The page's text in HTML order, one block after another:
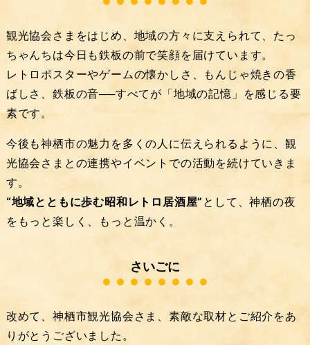
観光協会さまをはじめ、地域の方々に支えられて、たっ
ちゃんちは今日も鉄板の前で笑顔を届けています。
レトロポスターやゲームの懐かしさ、もんじゃ焼きの香
ばしさ、鉄板の音──すべてが「地域の記憶」を感じる要
素です。
今後も神栖市の魅力を多くの人に伝えられるように、観
光協会さまとの連携やイベントでの活動を続けていきま
す。
“地域とともに歩む昭和レトロ居酒屋” として、神栖の夜
をもっと楽しく、もっと温かく。
さいごに
改めて、神栖市観光協会さま、素敵な取材とご紹介をあ
りがとうございました。